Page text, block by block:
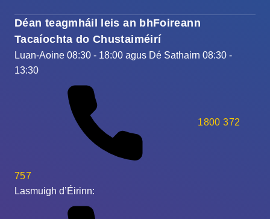
Déan teagmháil leis an bhFoireann
Tacaíochta do Chustaiméirí
Luan-Aoine 08:30 - 18:00 agus Dé Sathairn 08:30 -
13:30
1800 372
757
Lasmuigh d’Éirinn: